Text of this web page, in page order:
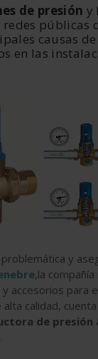
de presión y
públicas
causas
en las
y
,la
y accesorios para
calidad,
de presión
.